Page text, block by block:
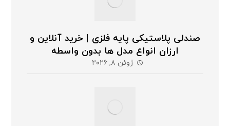
صندلی پلاستیکی پایه فلزی | خرید آنلاین و
ارزان انواع مدل ها بدون واسطه
ژوئن ۸, ۲۰۲۶